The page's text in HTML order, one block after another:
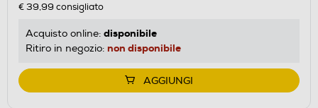
€ 39,99 consigliato
Acquisto online: disponibile
Ritiro in negozio: non disponibile
AGGIUNGI